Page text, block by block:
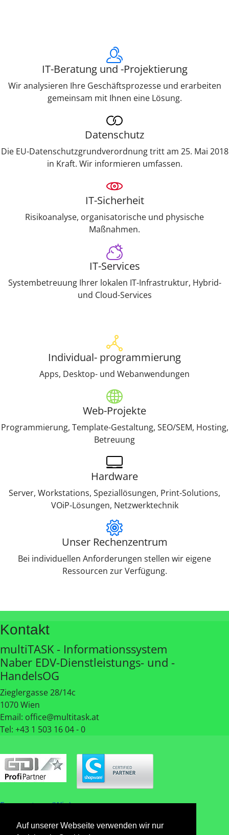
Auf unserer Webseite verwenden wir nur
IT-Beratung und -Projektierung
Wir analysieren Ihre Geschäftsprozesse und erarbeiten
gemeinsam mit Ihnen eine Lösung.
Datenschutz
Die EU-Datenschutzgrundverordnung tritt am 25. Mai 2018
in Kraft. Wir informieren umfassen.
IT-Sicherheit
Risikoanalyse, organisatorische und physische
Maßnahmen.
IT-Services
Systembetreuung Ihrer lokalen IT-Infrastruktur, Hybrid-
und Cloud-Services
Individual- programmierung
Apps, Desktop- und Webanwendungen
Web-Projekte
Programmierung, Template-Gestaltung, SEO/SEM, Hosting,
Betreuung
Hardware
Server, Workstations, Speziallösungen, Print-Solutions,
VOiP-Lösungen, Netzwerktechnik
Unser Rechenzentrum
Bei individuellen Anforderungen stellen wir eigene
Ressourcen zur Verfügung.
Kontakt
multiTASK - Informationssystem
Naber EDV-Dienstleistungs- und -
HandelsOG
Zieglergasse 28/14c
1070 Wien
Email: office@multitask.at
Tel: +43 1 503 16 04 - 0
Fernwartung (Win)
Fernwartung (Mac)